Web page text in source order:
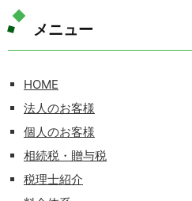
メニュー
HOME
法人のお客様
個人のお客様
相続税・贈与税
税理士紹介